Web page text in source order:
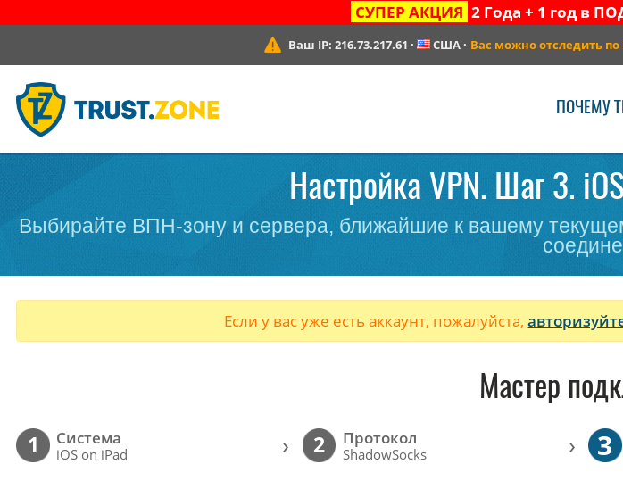
СУПЕР АКЦИЯ 2 Года + 1 год в
Ваш IP: 216.73.217.61 · США · Вас можно отследить
ПОЧЕМУ
Настройка VPN. Шаг 3.
Выбирайте ВПН-зону и сервера, ближайшие к вашему
Если у вас уже есть аккаунт, пожалуйста,
Мастер
1 Cистема
iOS on iPad › 2 Протокол
ShadowSocks › 3